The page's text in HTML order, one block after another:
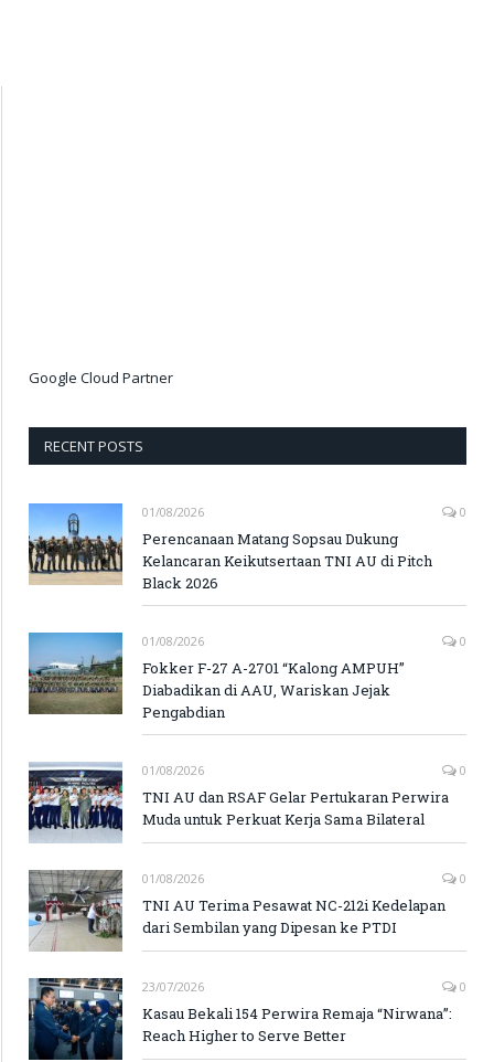
Google Cloud Partner
RECENT POSTS
01/08/2026 0
Perencanaan Matang Sopsau Dukung
Kelancaran Keikutsertaan TNI AU di Pitch
Black 2026
01/08/2026 0
Fokker F-27 A-2701 “Kalong AMPUH”
Diabadikan di AAU, Wariskan Jejak
Pengabdian
01/08/2026 0
TNI AU dan RSAF Gelar Pertukaran Perwira
Muda untuk Perkuat Kerja Sama Bilateral
01/08/2026 0
TNI AU Terima Pesawat NC-212i Kedelapan
dari Sembilan yang Dipesan ke PTDI
23/07/2026 0
Kasau Bekali 154 Perwira Remaja “Nirwana”:
Reach Higher to Serve Better